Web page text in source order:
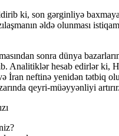
ki, son gərginliyə
əldə olunması
sonra dünya
Analitiklər hesab edirlər ki,
İran neftinə yenidən tətbiq
qeyri-müəyyənliyi artırır.